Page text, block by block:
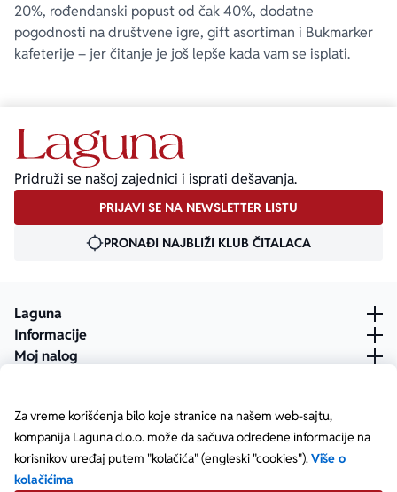
Za vreme korišćenja bilo koje stranice na našem web-sajtu,
kompanija Laguna d.o.o. može da sačuva određene informacije na
korisnikov uređaj putem "kolačića" (engleski "cookies").Više o
kolačićima
20%, rođendanski popust od čak 40%, dodatne
pogodnosti na društvene igre, gift asortiman i Bukmarker
kafeterije – jer čitanje je još lepše kada vam se isplati.
Pridruži se našoj zajednici i isprati dešavanja.
PRIJAVI SE NA NEWSLETTER LISTU
PRONAĐI NAJBLIŽI KLUB ČITALACA
Laguna
Informacije
Moj nalog